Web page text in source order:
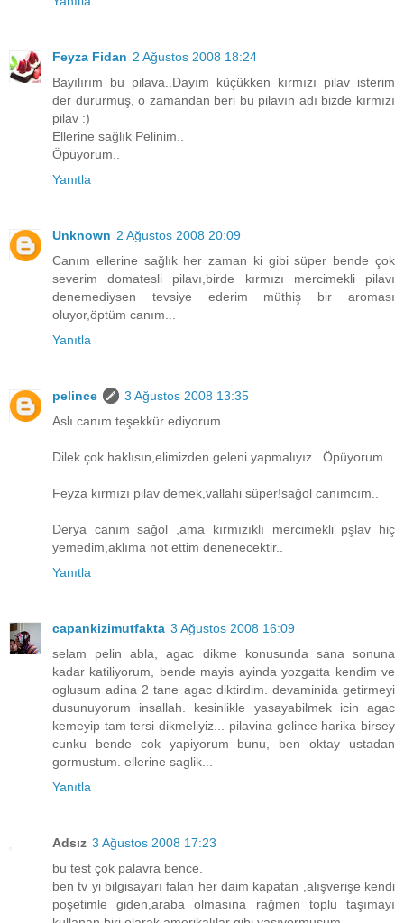
Feyza Fidan 2 Ağustos 2008 18:24
Bayılırım bu pilava..Dayım küçükken kırmızı pilav isterim
der dururmuş, o zamandan beri bu pilavın adı bizde kırmızı
pilav :)
Ellerine sağlık Pelinim..
Öpüyorum..
Yanıtla
Unknown 2 Ağustos 2008 20:09
Canım ellerine sağlık her zaman ki gibi süper bende çok
severim domatesli pilavı,birde kırmızı mercimekli pilavı
denemediysen tevsiye ederim müthiş bir aroması
oluyor,öptüm canım...
Yanıtla
pelince
3 Ağustos 2008 13:35
Aslı canım teşekkür ediyorum..
Dilek çok haklısın,elimizden geleni yapmalıyız...Öpüyorum.
Feyza kırmızı pilav demek,vallahi süper!sağol canımcım..
Derya canım sağol ,ama kırmızıklı mercimekli pşlav hiç
yemedim,aklıma not ettim denenecektir..
Yanıtla
capankizimutfakta 3 Ağustos 2008 16:09
selam pelin abla, agac dikme konusunda sana sonuna
kadar katiliyorum, bende mayis ayinda yozgatta kendim ve
oglusum adina 2 tane agac diktirdim. devaminida getirmeyi
dusunuyorum insallah. kesinlikle yasayabilmek icin agac
kemeyip tam tersi dikmeliyiz... pilavina gelince harika birsey
cunku bende cok yapiyorum bunu, ben oktay ustadan
gormustum. ellerine saglik...
Yanıtla
Adsız 3 Ağustos 2008 17:23
bu test çok palavra bence.
ben tv yi bilgisayarı falan her daim kapatan ,alışverişe kendi
poşetimle giden,araba olmasına rağmen toplu taşımayı